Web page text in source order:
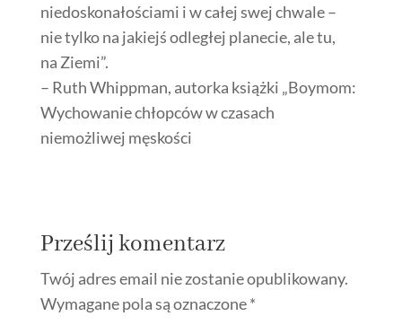
niedoskonałościami i w całej swej chwale –
nie tylko na jakiejś odległej planecie, ale tu,
na Ziemi”.
– Ruth Whippman, autorka książki „Boymom:
Wychowanie chłopców w czasach
niemożliwej męskości
Prześlij komentarz
Twój adres email nie zostanie opublikowany.
Wymagane pola są oznaczone*